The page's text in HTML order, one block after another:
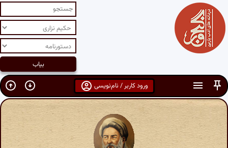
ورود کاربر / نام‌نویسی